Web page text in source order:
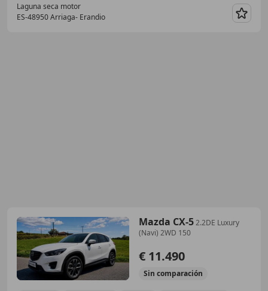
Laguna seca motor
ES-48950 Arriaga- Erandio
Mazda CX-52.2DE Luxury
(Navi) 2WD 150
€ 11.490
Sin comparación